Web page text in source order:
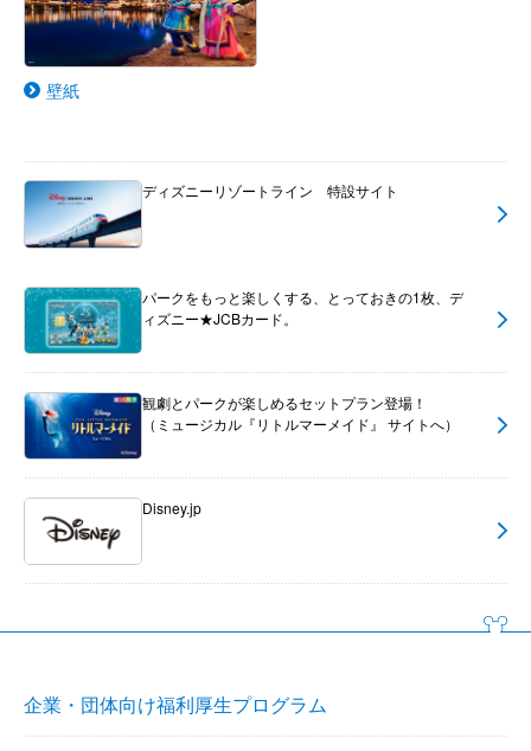
壁紙
ディズニーリゾートライン 特設サイト
パークをもっと楽しくする、とっておきの1枚、デ
ィズニー★JCBカード。
観劇とパークが楽しめるセットプラン登場！
（ミュージカル『リトルマーメイド』 サイトへ）
Disney.jp
企業・団体向け福利厚生プログラム